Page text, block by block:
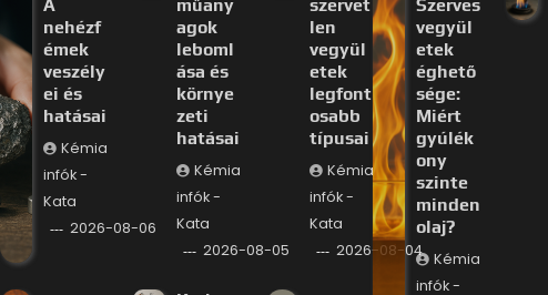
A
nehézf
émek
veszély
ei és
hatásai
Kémia
infók -
Kata
2026-08-06
műany
agok
leboml
ása és
környe
zeti
hatásai
Kémia
infók -
Kata
2026-08-05
szervet
len
vegyül
etek
legfont
osabb
típusai
Kémia
infók -
Kata
2026-08-04
Szerves
vegyül
etek
éghető
sége:
Miért
gyúlék
ony
szinte
minden
olaj?
Kémia
infók -